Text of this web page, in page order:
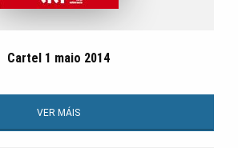
Cartel 1 maio 2014
VER MÁIS